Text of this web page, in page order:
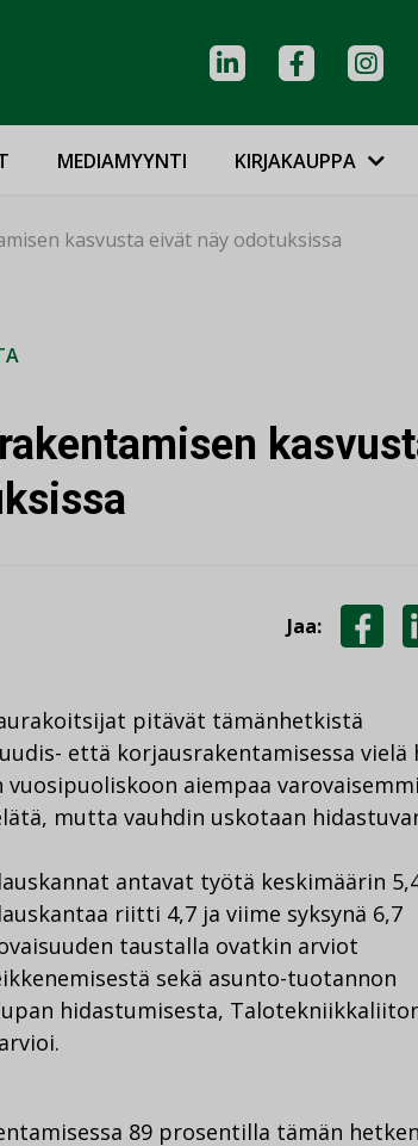
MEDIAMYYNTI KIRJAKAUPPA
kasvusta eivät näy odotuksissa
Jaa:
pitävät tämänhetkistä
että korjausrakentamisessa vielä
aiempaa
mutta vauhdin uskotaan
antavat työtä keskimäärin
riitti 4,7 ja viime syksynä 6,7
taustalla ovatkin arviot
sekä asunto-tuotannon
hidastumisesta,
arvioi.
89 prosentilla tämän